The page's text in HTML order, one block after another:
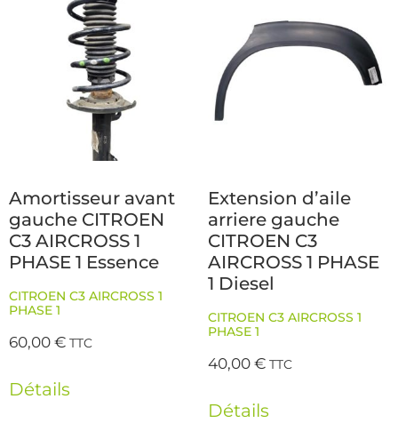
Amortisseur avant
gauche CITROEN
C3 AIRCROSS 1
PHASE 1 Essence
CITROEN C3 AIRCROSS 1
PHASE 1
60,00€ TTC
Détails
Extension d’aile
arriere gauche
CITROEN C3
AIRCROSS 1 PHASE
1 Diesel
CITROEN C3 AIRCROSS 1
PHASE 1
40,00€ TTC
Détails